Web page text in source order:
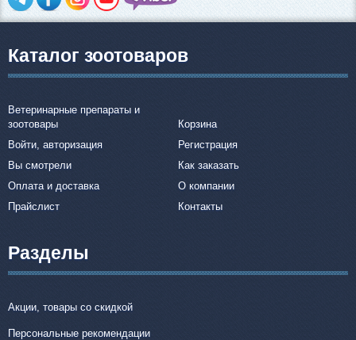
Каталог зоотоваров
Ветеринарные препараты и
зоотовары
Корзина
Войти, авторизация
Регистрация
Вы смотрели
Как заказать
Оплата и доставка
О компании
Прайслист
Контакты
Разделы
Акции, товары со скидкой
Персональные рекомендации